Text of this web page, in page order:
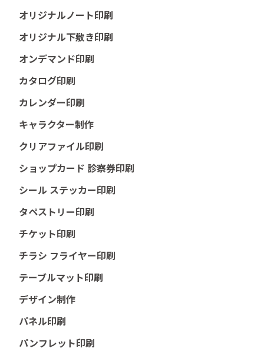
オリジナルノート印刷
オリジナル下敷き印刷
オンデマンド印刷
カタログ印刷
カレンダー印刷
キャラクター制作
クリアファイル印刷
ショップカード 診察券印刷
シール ステッカー印刷
タペストリー印刷
チケット印刷
チラシ フライヤー印刷
テーブルマット印刷
デザイン制作
パネル印刷
パンフレット印刷